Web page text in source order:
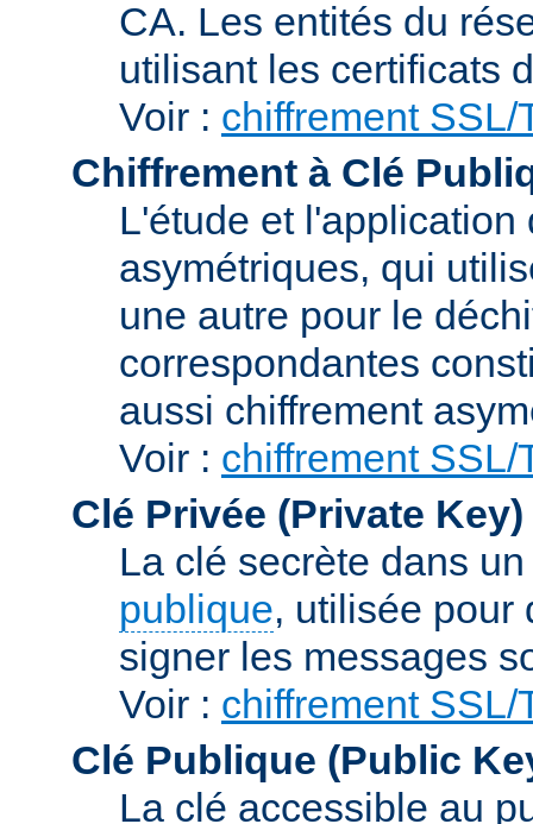
CA. Les entités du
utilisant les certificats
Voir : chiffrement SSL/
Chiffrement à Clé
L'étude et
asymétriques, qui
une autre pour le
correspondantes
aussi chiffrement
Voir : chiffrement SSL/
Clé Privée (Private Key)
La clé secrète dans
publique, utilisée pour
signer les messages
Voir : chiffrement SSL/
Clé Publique (Public
La clé accessible au